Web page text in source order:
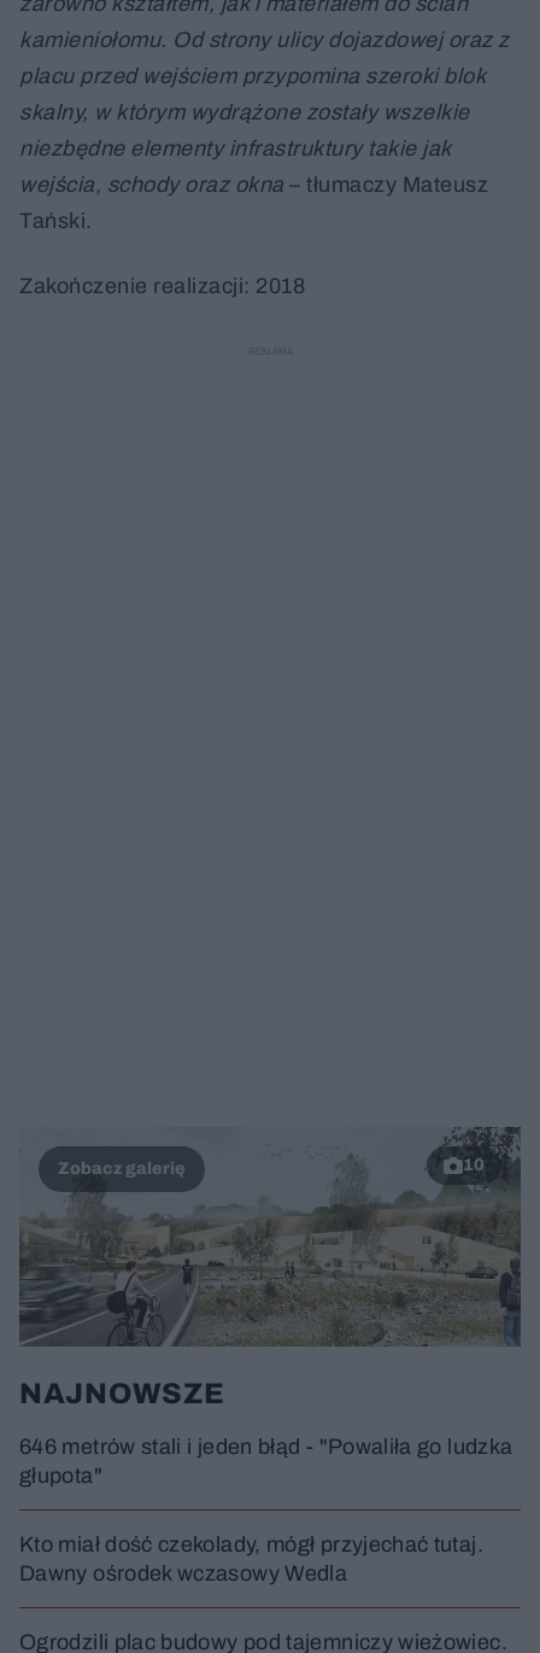
kamieniołomu. Od strony ulicy dojazdowej oraz z
placu przed wejściem przypomina szeroki blok
skalny, w którym wydrążone zostały wszelkie
niezbędne elementy infrastruktury takie jak
wejścia, schody oraz okna – tłumaczy Mateusz
Tański.
Zakończenie realizacji: 2018
10
NAJNOWSZE
646 metrów stali i jeden błąd - "Powaliła go ludzka
głupota"
Kto miał dość czekolady, mógł przyjechać tutaj.
Dawny ośrodek wczasowy Wedla
Ogrodzili plac budowy pod tajemniczy wieżowiec.